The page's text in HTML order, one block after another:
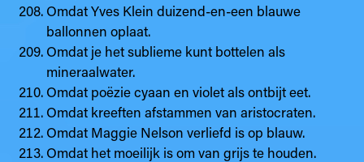
Omdat Yves Klein duizend-en-een blauwe
ballonnen oplaat.
Omdat je het sublieme kunt bottelen als
mineraalwater.
Omdat poëzie cyaan en violet als ontbijt eet.
Omdat kreeften afstammen van aristocraten.
Omdat Maggie Nelson verliefd is op blauw.
Omdat het moeilijk is om van grijs te houden.